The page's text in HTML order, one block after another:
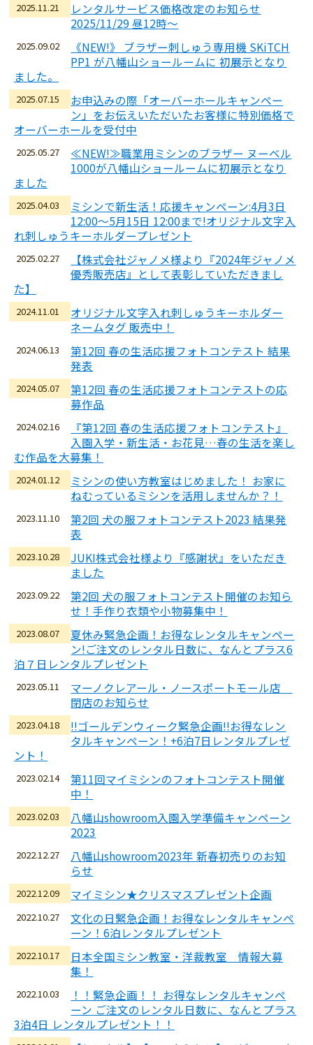
2025.11.21
レンタルサービス価格改定のお知らせ
2025/11/29 昼12時～
2025.09.02
《NEW!》 ブラザー刺しゅう専用機 SKiTCH
PP1 が八幡山ショールームに 初展示となり
ました。
2025.07.15
お申込みの際「オーバーホールキャンペー
ン」をお伝えいただいたお客様に特別価格で
オーバーホールを受付中
2025.05.27
≪NEW!≫職業用ミシンのブラザー ヌーベル
1000が八幡山ショールームに初展示となり
ました
2025.04.03
ミシンで新生活！応援キャンペーン:4月3日
12:00～5月15日 12:00まで!オリジナル文字入
れ刺しゅうキーホルダープレゼント
2025.02.27
【株式会社ジャノメ様より『2024年ジャノメ
優秀販売店』として表彰していただきまし
た】
2024.11.01
オリジナル文字入れ刺しゅうキーホルダー
ネームタグ 販売中！
2024.06.13
第12回 春の生活応援フォトコンテスト 結果
発表
2024.05.07
第12回 春の生活応援フォトコンテストの応
募作品
2024.02.16
『第12回 春の生活応援フォトコンテスト』
入園入学・新生活・お花見…春の生活を楽し
む作品を大募集！
2024.01.12
ミシンの使い方教室はじめました！ お家に
ねむっているミシンを活用しませんか？！
2023.11.10
第2回 犬の服フォトコンテスト2023 結果発
表
2023.10.28
JUKI株式会社様より『感謝状』をいただき
ました
2023.09.22
第2回 犬の服フォトコンテスト開催のお知ら
せ！手作り衣類や小物募集中！
2023.08.07
夏休み緊急企画！お得なレンタルキャンペー
ン!ご注文のレンタル日数に、なんとプラス6
泊７日レンタルプレゼント
2023.05.11
マーノクレアール・ノースポートモール店
閉店のお知らせ
2023.04.18
!!ゴールデンウィーク緊急企画!!お得なレン
タルキャンペーン！+6泊7日レンタルプレゼ
ント！
2023.02.14
第11回マイミシンのフォトコンテスト開催
中！
2023.02.03
八幡山showroom入園入学準備キャンペーン
2023
2022.12.27
八幡山showroom2023年 新春初売りのお知
らせ
2022.12.09 マイミシン★クリスマスプレゼント企画
2022.10.27
文化の日緊急企画！お得なレンタルキャンペ
ーン！6泊レンタルプレゼント
2022.10.17
日本全国ミシン教室・洋裁教室 情報大募
集！
2022.10.03
！！緊急企画！！ お得なレンタルキャンペ
ーン ご注文のレンタル日数に、なんとプラス
3泊4日 レンタルプレゼント！！